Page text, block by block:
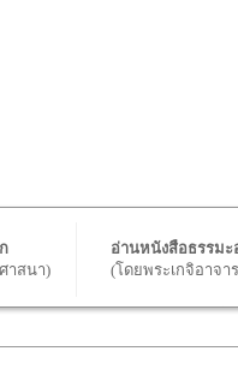
าสนา)
อ่านหนังสือธรรม
(โดยพระเกจิอาจา